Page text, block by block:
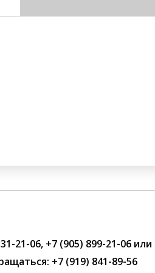
21-06, +7 (905) 899-21-06 или
+7 (919) 841-89-56